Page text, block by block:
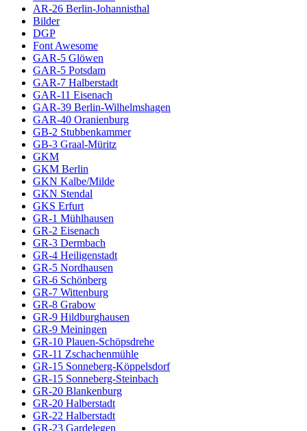
AR-26 Berlin-Johannisthal
Bilder
DGP
Font Awesome
GAR-5 Glöwen
GAR-5 Potsdam
GAR-7 Halberstadt
GAR-11 Eisenach
GAR-39 Berlin-Wilhelmshagen
GAR-40 Oranienburg
GB-2 Stubbenkammer
GB-3 Graal-Müritz
GKM
GKM Berlin
GKN Kalbe/Milde
GKN Stendal
GKS Erfurt
GR-1 Mühlhausen
GR-2 Eisenach
GR-3 Dermbach
GR-4 Heiligenstadt
GR-5 Nordhausen
GR-6 Schönberg
GR-7 Wittenburg
GR-8 Grabow
GR-9 Hildburghausen
GR-9 Meiningen
GR-10 Plauen-Schöpsdrehe
GR-11 Zschachenmühle
GR-15 Sonneberg-Köppelsdorf
GR-15 Sonneberg-Steinbach
GR-20 Blankenburg
GR-20 Halberstadt
GR-22 Halberstadt
GR-23 Gardelegen